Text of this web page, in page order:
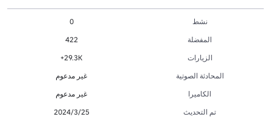
نشط
0
المفضلة
422
الزيارات
29.3K+
المحادثة الصوتية
غير مدعوم
الكاميرا
غير مدعوم
تم التحديث
25‏/3‏/2024